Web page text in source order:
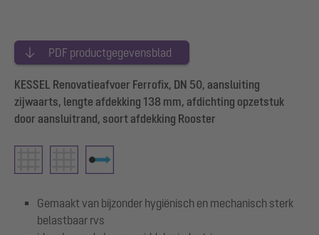
PDF productgegevensblad
KESSEL Renovatieafvoer Ferrofix, DN 50, aansluiting
zijwaarts, lengte afdekking 138 mm, afdichting opzetstuk
door aansluitrand, soort afdekking Rooster
Gemaakt van bijzonder hygiënisch en mechanisch sterk
belastbaar rvs